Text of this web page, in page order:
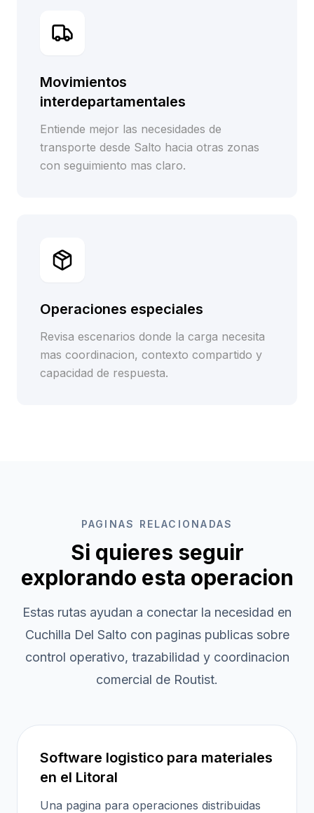
Movimientos
interdepartamentales
Entiende mejor las necesidades de
transporte desde Salto hacia otras zonas
con seguimiento mas claro.
Operaciones especiales
Revisa escenarios donde la carga necesita
mas coordinacion, contexto compartido y
capacidad de respuesta.
PAGINAS RELACIONADAS
Si quieres seguir
explorando esta operacion
Estas rutas ayudan a conectar la necesidad en
Cuchilla Del Salto con paginas publicas sobre
control operativo, trazabilidad y coordinacion
comercial de Routist.
Software logistico para materiales
en el Litoral
Una pagina para operaciones distribuidas